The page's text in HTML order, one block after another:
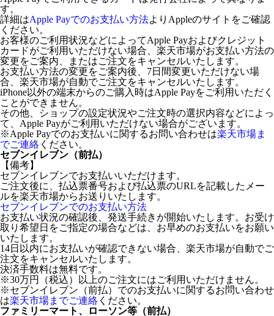
す。
詳細はApple Payでのお支払い方法よりAppleのサイトをご確認
ください。
お客様のご利用状況などによってApple Payおよびクレジット
カードがご利用いただけない場合、楽天市場がお支払い方法の
変更をご案内、またはご注文をキャンセルいたします。
お支払い方法の変更をご案内後、7日間変更いただけない場
合、楽天市場が自動でご注文をキャンセルいたします。
iPhone以外の端末からのご購入時はApple Payをご利用いただく
ことができません。
その他、ショップの設定状況やご注文時の選択内容などによっ
て、Apple Payがご利用いただけない場合がございます。
※Apple Payでのお支払いに関するお問い合わせは楽天市場ま
でご連絡 ください。
セブンイレブン（前払）
【備考】
セブンイレブンでお支払いいただけます。
ご注文後に、払込票番号および払込票のURLを記載したメー
ルを楽天市場からお送りいたします。
セブンイレブンでのお支払い方法
お支払い状況の確認後、発送手続きが開始いたします。お受け
取り希望日をご指定の場合などは、お早めのお支払いをお願い
いたします。
14日以内にお支払いが確認できない場合、楽天市場が自動でご
注文をキャンセルいたします。
決済手数料は無料です。
※30万円（税込）以上のご注文にはご利用いただけません。
※セブンイレブン（前払）でのお支払いに関するお問い合わせ
は楽天市場までご連絡 ください。
ファミリーマート、ローソン等（前払）